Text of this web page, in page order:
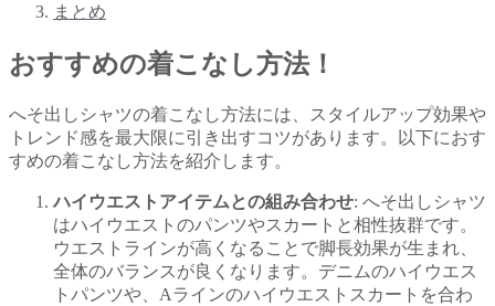
まとめ
おすすめの着こなし方法！
へそ出しシャツの着こなし方法には、スタイルアップ効果や
トレンド感を最大限に引き出すコツがあります。以下におす
すめの着こなし方法を紹介します。
ハイウエストアイテムとの組み合わせ: へそ出しシャツ
はハイウエストのパンツやスカートと相性抜群です。
ウエストラインが高くなることで脚長効果が生まれ、
全体のバランスが良くなります。デニムのハイウエス
トパンツや、Aラインのハイウエストスカートを合わ